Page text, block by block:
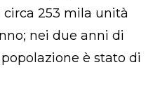
253 mila unità
nei due anni di
popolazione è stato di